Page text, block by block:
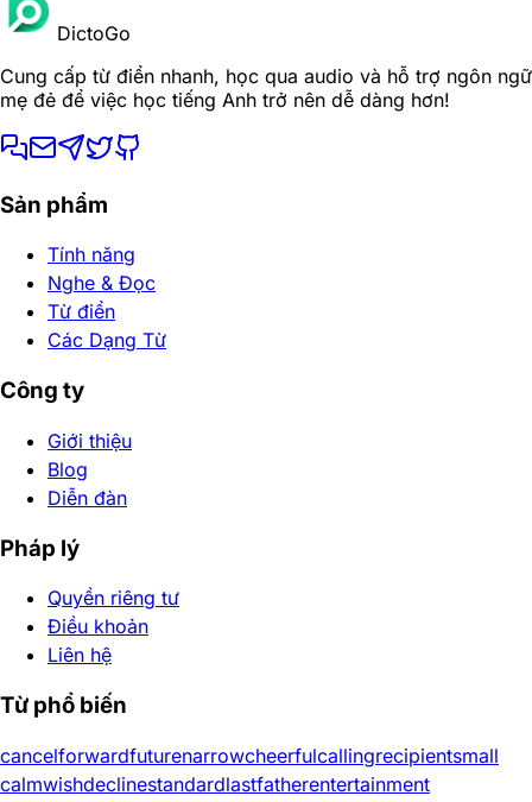
DictoGo
Cung cấp từ điển nhanh, học qua audio và hỗ trợ ngôn ngữ
mẹ đẻ để việc học tiếng Anh trở nên dễ dàng hơn!
Sản phẩm
Tính năng
Nghe & Đọc
Từ điển
Các Dạng Từ
Công ty
Giới thiệu
Blog
Diễn đàn
Pháp lý
Quyền riêng tư
Điều khoản
Liên hệ
Từ phổ biến
cancelforwardfuturenarrowcheerfulcallingrecipientsmall
calmwishdeclinestandardlastfatherentertainment